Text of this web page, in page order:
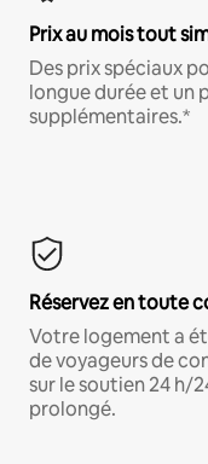
Prix au mois tout
Des prix spéciaux
longue durée et un
supplémentaires.*
Réservez en toute
Votre logement a
de voyageurs de
sur le soutien 24 h/
prolongé.